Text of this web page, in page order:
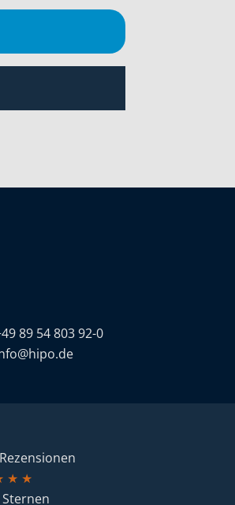
89 54 803 92-0
★ ★